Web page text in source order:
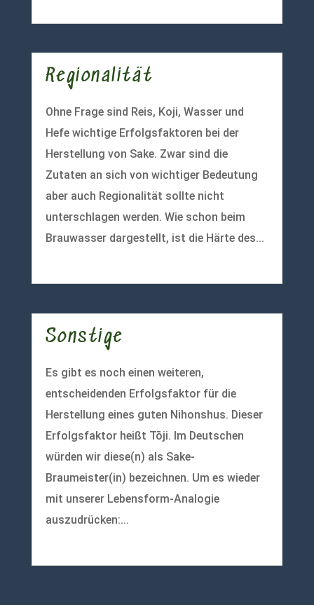
Regionalität
Ohne Frage sind Reis, Koji, Wasser und
Hefe wichtige Erfolgsfaktoren bei der
Herstellung von Sake. Zwar sind die
Zutaten an sich von wichtiger Bedeutung
aber auch Regionalität sollte nicht
unterschlagen werden. Wie schon beim
Brauwasser dargestellt, ist die Härte des...
Sonstige
Es gibt es noch einen weiteren,
entscheidenden Erfolgsfaktor für die
Herstellung eines guten Nihonshus. Dieser
Erfolgsfaktor heißt Tōji. Im Deutschen
würden wir diese(n) als Sake-
Braumeister(in) bezeichnen. Um es wieder
mit unserer Lebensform-Analogie
auszudrücken:...